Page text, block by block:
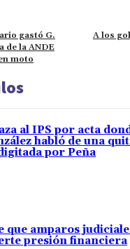
gastó G.
de la ANDE
moto
A los
al IPS por acta
habló de una
por Peña
que amparos
presión financiera